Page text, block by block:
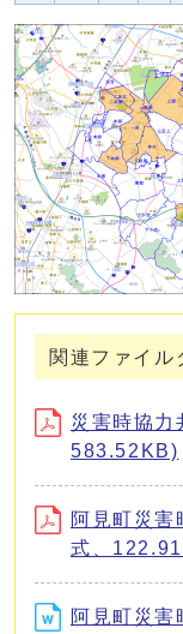
関連ファイル
災害時協力
583.52KB)
阿見町災
式、
阿見町災